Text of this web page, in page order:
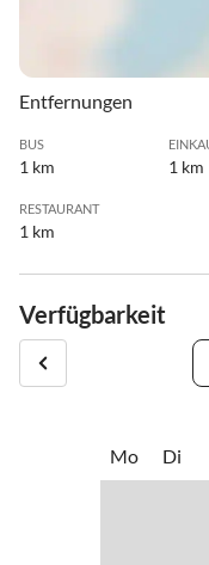
Entfernungen
BUS
1 km 1 km
RESTAURANT
1 km
Verfügbarkeit
Mo
Di